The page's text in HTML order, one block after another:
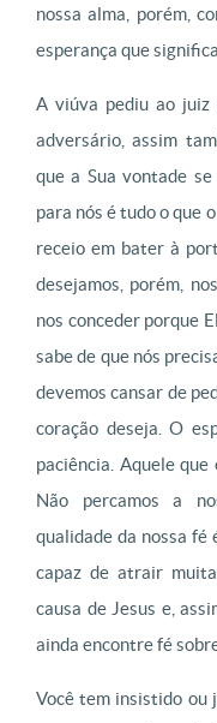
nossa alma, porém,
esperança que
A viúva pediu ao
adversário, assim
que a Sua vontade
para nós é tudo o que
receio em bater à
desejamos, porém,
nos conceder porque
sabe de que nós
devemos cansar de
coração deseja. O
paciência. Aquele que
Não percamos a
qualidade da nossa fé
capaz de atrair
causa de Jesus e,
ainda encontre fé
Você tem insistido ou